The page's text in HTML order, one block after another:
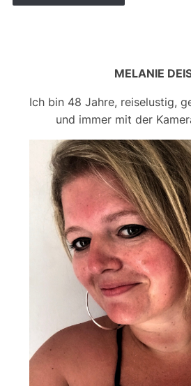
MELANIE
Ich bin 48 Jahre, reiselustig,
und immer mit der